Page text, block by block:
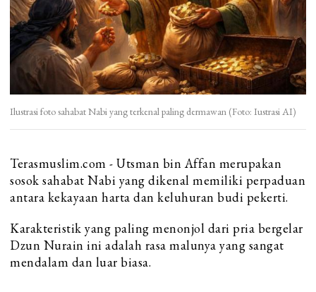
Ilustrasi foto sahabat Nabi yang terkenal paling dermawan (Foto: Iustrasi AI)
Terasmuslim.com - Utsman bin Affan merupakan
sosok sahabat Nabi yang dikenal memiliki perpaduan
antara kekayaan harta dan keluhuran budi pekerti.
Karakteristik yang paling menonjol dari pria bergelar
Dzun Nurain ini adalah rasa malunya yang sangat
mendalam dan luar biasa.